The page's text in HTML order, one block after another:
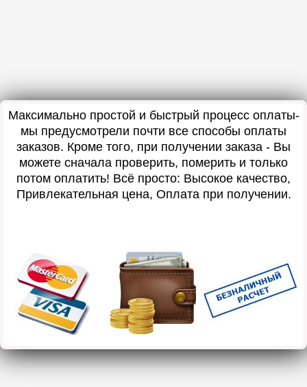
Максимально простой и быстрый процесс оплаты-
мы предусмотрели почти все способы оплаты
заказов. Кроме того, при получении заказа - Вы
можете сначала проверить, померить и только
потом оплатить! Всё просто: Высокое качество,
Привлекательная цена, Оплата при получении.